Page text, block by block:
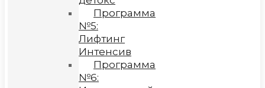
Программа
№5:
Лифтинг
Интенсив
Программа
№6: